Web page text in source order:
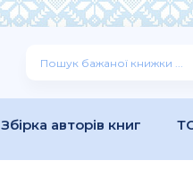
Збірка авторів книг